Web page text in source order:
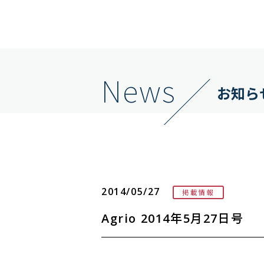
News お知ら
2014/05/27 掲載情報
Agrio 2014年5月27日号